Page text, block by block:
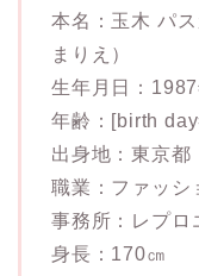
本名：玉木 パ
まりえ）
生年月日：
年齢：[birth
出身地：東京都
職業：ファッシ
事務所：レプロ
身長：170㎝